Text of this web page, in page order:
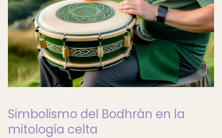
Simbolismo del Bodhrán en la
mitología celta